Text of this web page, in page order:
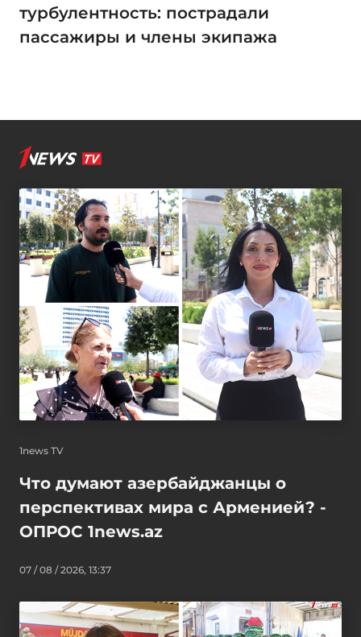
турбулентность: пострадали
пассажиры и члены экипажа
1news TV
Что думают азербайджанцы о
перспективах мира с Арменией? -
ОПРОС 1news.az
07 / 08 / 2026, 13:37